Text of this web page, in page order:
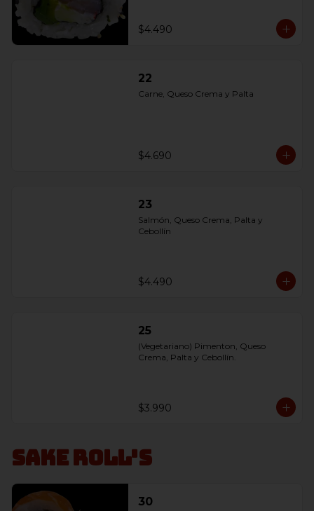
$4.490
22
Carne, Queso Crema y Palta
$4.690
23
Salmón, Queso Crema, Palta y
Cebollín
$4.490
25
(Vegetariano) Pimenton, Queso
Crema, Palta y Cebollín.
$3.990
Sake Roll's
30